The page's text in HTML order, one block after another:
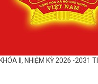
II, NHIỆM KỲ 2026 -2031